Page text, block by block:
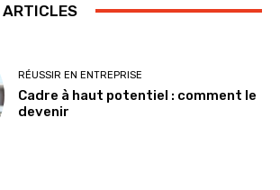
ARTICLES
RÉUSSIR EN ENTREPRISE
Cadre à haut potentiel : comment le
devenir